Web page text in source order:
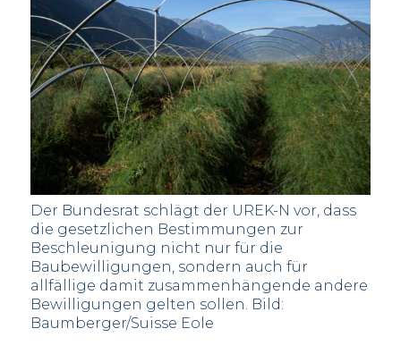
Der Bundesrat schlägt der UREK-N vor, dass
die gesetzlichen Bestimmungen zur
Beschleunigung nicht nur für die
Baubewilligungen, sondern auch für
allfällige damit zusammenhängende andere
Bewilligungen gelten sollen. Bild:
Baumberger/Suisse Eole